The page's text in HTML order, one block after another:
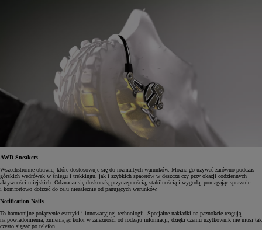
AWD Sneakers
Wszechstronne obuwie, które dostosowuje się do rozmaitych warunków. Można go używać zarówno podczas
górskich wędrówek w śniegu i trekkingu, jak i szybkich spacerów w deszczu czy przy okazji codziennych
aktywności miejskich. Odznacza się doskonałą przyczepnością, stabilnością i wygodą, pomagając sprawnie
i komfortowo dotrzeć do celu niezależnie od panujących warunków.
Notification Nails
To harmonijne połączenie estetyki i innowacyjnej technologii. Specjalne nakładki na paznokcie reagują
na powiadomienia, zmieniając kolor w zależności od rodzaju informacji, dzięki czemu użytkownik nie musi tak
często sięgać po telefon.